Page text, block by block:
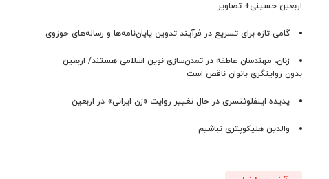
اربعین حسینی+ تصاویر
گامی تازه برای تسریع در فرآیند تدوین پایان‌نامه‌ها و رساله‌های حوزوی
زنان، مهندسان عاطفه در تمدن‌سازی نوین اسلامی هستند/ اربعین
بدون روایتگری بانوان ناقص است
پدیده اینفلوئنسری در حال تغییر روایت «زن ایرانی» در اربعین
والدین هلیکوپتری نباشیم